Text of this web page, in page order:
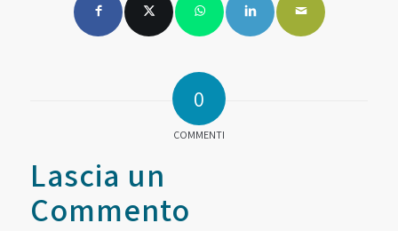
0
COMMENTI
Lascia un
Commento